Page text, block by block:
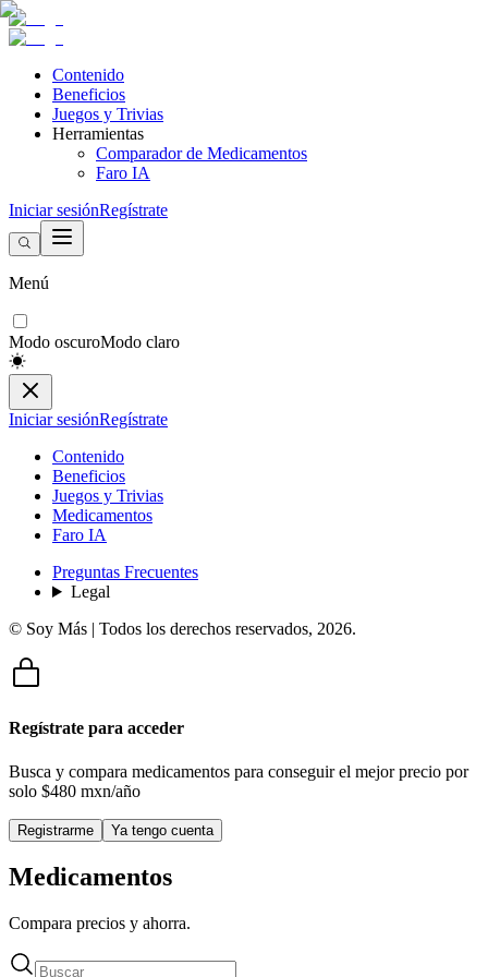
Contenido
Beneficios
Juegos y Trivias
Herramientas
Comparador de Medicamentos
Faro IA
Iniciar sesiónRegístrate
Menú
Modo oscuroModo claro
Iniciar sesiónRegístrate
Contenido
Beneficios
Juegos y Trivias
Medicamentos
Faro IA
Preguntas Frecuentes
Legal
© Soy Más | Todos los derechos reservados, 2026.
Regístrate para acceder
Busca y compara medicamentos para conseguir el mejor precio por
solo $480 mxn/año
Registrarme Ya tengo cuenta
Medicamentos
Compara precios y ahorra.